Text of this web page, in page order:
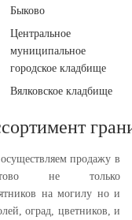
Быково
Центральное
муниципальное
городское кладбище
Вялковское кладбище
продажу в
не только
на могилу но и
оград, цветников, и